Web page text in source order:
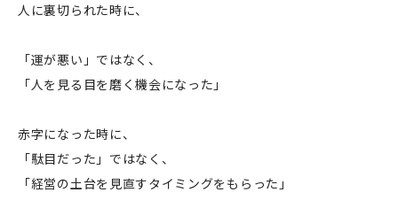
人に裏切られた時に、
「運が悪い」ではなく、
「人を見る目を磨く機会になった」
赤字になった時に、
「駄目だった」ではなく、
「経営の土台を見直すタイミングをもらった」